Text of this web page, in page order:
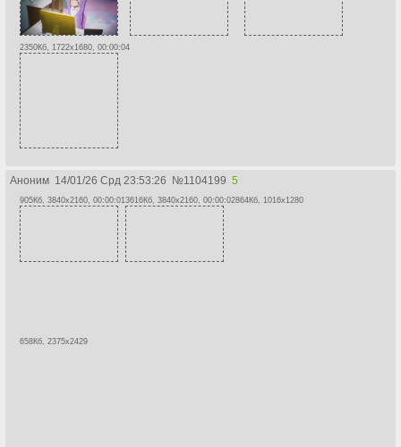
2350Кб, 1722x1680, 00:00:04
Аноним 14/01/26 Срд 23:53:26 №1104199 5
905Кб, 3840x2160, 00:00:013616Кб, 3840x2160, 00:00:02864Кб, 1016x1280
658Кб, 2375x2429